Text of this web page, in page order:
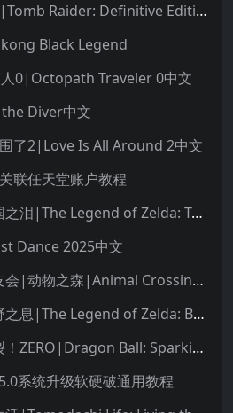
古墓丽影：决定版|Tomb Raider: Definitive Edition中文
Black Legend
0|Octopath Traveler 0中文
Diver中文
了2|Love Is All Around 2中文
联任天堂账户教程
塞尔达传说：王国之泪|The Legend of Zelda: Tears of the Kingdom中文
Dance 2025中文
集合啦！动物森友会|动物之森|Animal Crossing: New Horizons中文
塞尔达传说：旷野之息|The Legend of Zelda: Breath of the Wild中文
七龙珠：电光炸裂！ZERO|Dragon Ball: Sparking! Zero中文
系统升级软硬破通用教程